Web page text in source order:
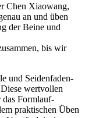
Chen Xiaowang,
an und üben
der Beine und
bis wir
und Seidenfaden-
wertvollen
das Formlauf-
praktischen Üben